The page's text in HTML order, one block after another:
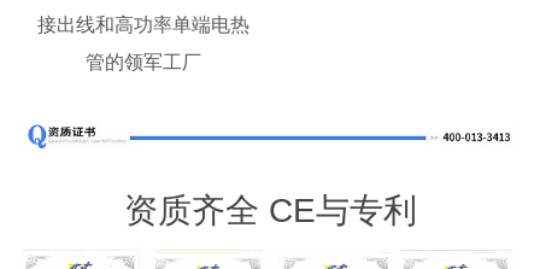
接出线和高功率单端电热
管的领军工厂
资质齐全 CE与专利